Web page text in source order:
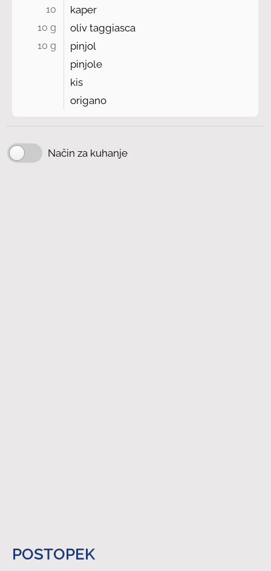
10 kaper
10 g oliv taggiasca
10 g
pinjol
pinjole
kis
origano
Način za kuhanje
POSTOPEK